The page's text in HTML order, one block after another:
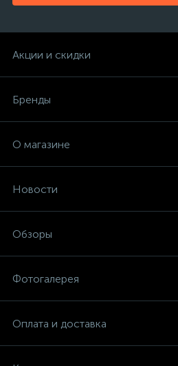
Акции и скидки
Бренды
О магазине
Новости
Обзоры
Фотогалерея
Оплата и доставка